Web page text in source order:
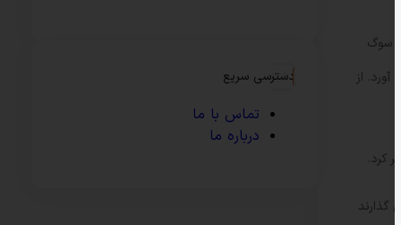
سوگ
از
کرد.
دسترسی سریع
تماس با ما
درباره ما